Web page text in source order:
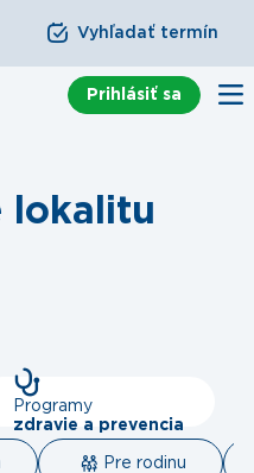
Vyhľadať termín
Prihlásiť sa
lokalitu
Programy
zdravie a prevencia
Pre rodinu